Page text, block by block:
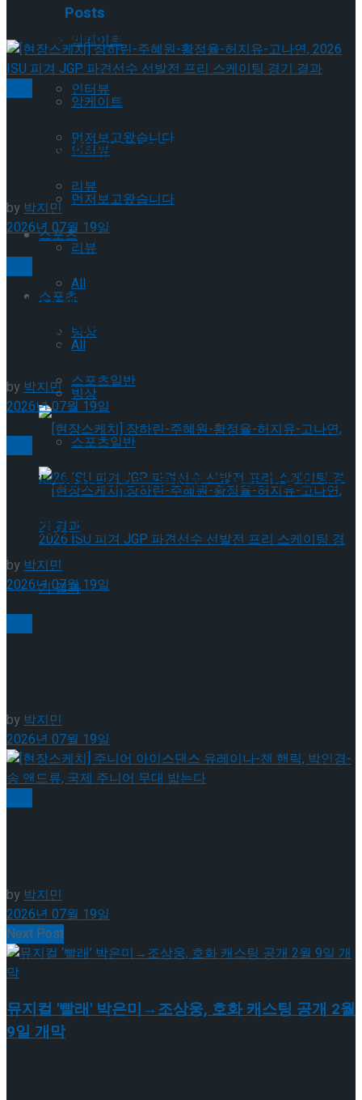
앙케이트
인터뷰
먼저보고왔습니다
리뷰
스포츠
All
빙상
스포츠일반
[현장스케치] 장하린-주혜원-황정율-허지유-
이팅 경기 결과
[현장스케치] 김민송-문지원-정수빈-이효원-
Trending Tags
앙케이트
인터뷰
먼저보고왔습니다
리뷰
스포츠
All
빙상
스포츠일반
프리 스케이팅 경기 결과
2026 ISU 피겨 JGP 파견선수 선발전 프리 스케
Posts
연, 2026 ISU 피겨 JGP 파견선수 선발전 프리 스케
by박지민
2026년 07월 19일
[현장스케치] 이규리-전효은-김지유-박하영,
2026 ISU 피겨 JGP 파견선수 선발전 프리 스케이팅
경기 결과
by 박지민
2026년 07월 19일
[현장스케치] 김민송-문지원-정수빈-이효원-최진
이팅 경기 결과
by박지민
2026년 07월 19일
by박지민
2026년 07월 19일
by박지민
2026년 07월 19일
Next Post
뮤지컬 '빨래' 박은미→조상웅, 호화 캐스팅 공개 2월
9일 개막